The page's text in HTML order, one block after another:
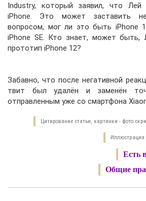
Industry, который заявил, что Лей
iPhone. Это может заставить
вопросом, мог ли это быть iPhone
iPhone SE. Кто знает, может быть,
прототип iPhone 12?
Забавно, что после негативной
твит был удалён и заменён
отправленным уже со смартфона
Цитирование статьи, картинки - фото
Иллюстрация
Есть
Общие